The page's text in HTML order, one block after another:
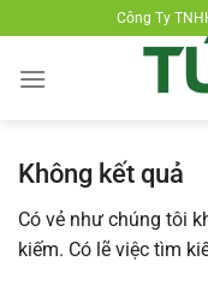
đến
nội
Công Ty
Không kết quả
Có vẻ như chúng tôi
kiếm. Có lẽ việc tìm